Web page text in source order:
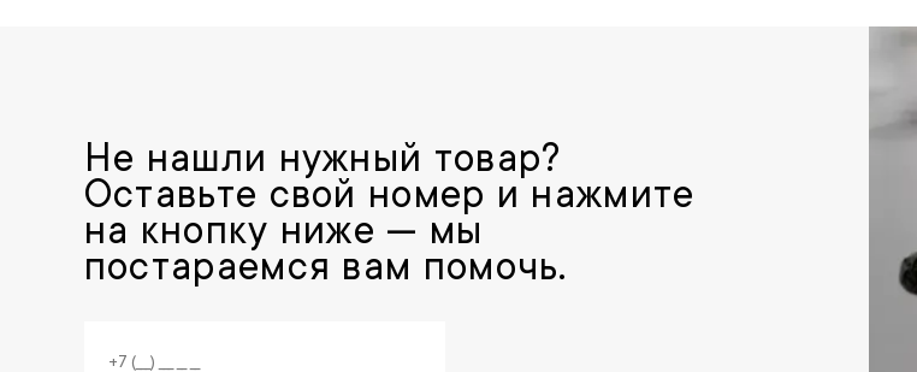
Не нашли нужный товар?
Оставьте свой номер и нажмите
на кнопку ниже — мы
постараемся вам помочь.